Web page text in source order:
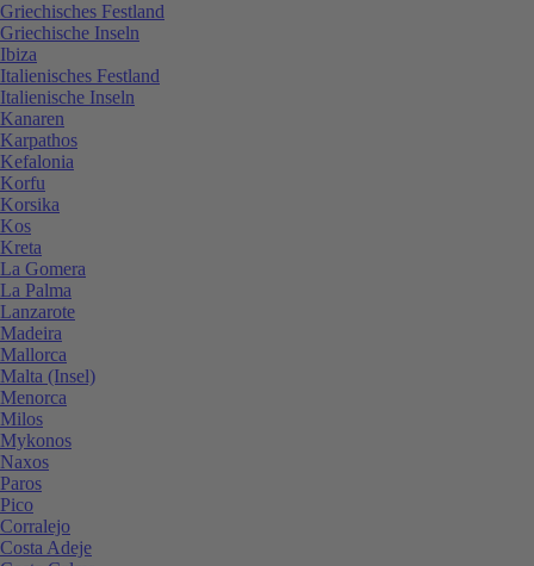
Griechisches Festland
Griechische Inseln
Ibiza
Italienisches Festland
Italienische Inseln
Kanaren
Karpathos
Kefalonia
Korfu
Korsika
Kos
Kreta
La Gomera
La Palma
Lanzarote
Madeira
Mallorca
Malta (Insel)
Menorca
Milos
Mykonos
Naxos
Paros
Pico
Corralejo
Costa Adeje